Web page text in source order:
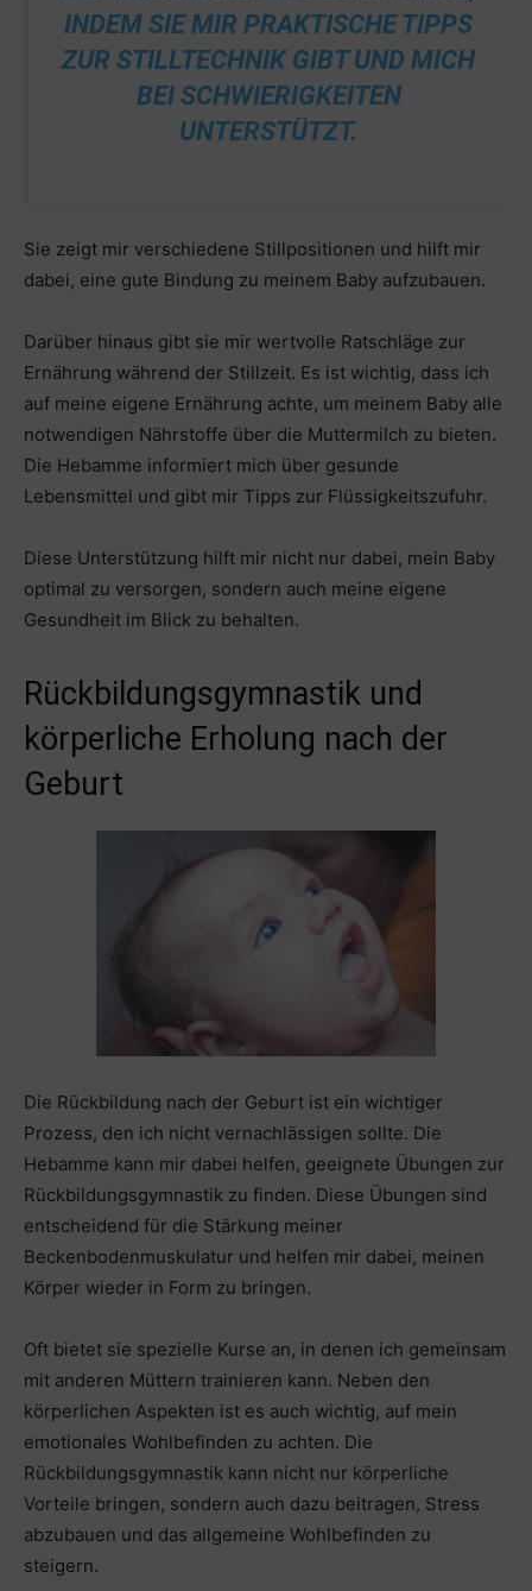
INDEM SIE MIR PRAKTISCHE TIPPS
ZUR STILLTECHNIK GIBT UND MICH
BEI SCHWIERIGKEITEN
UNTERSTÜTZT.
Sie zeigt mir verschiedene Stillpositionen und hilft mir
dabei, eine gute Bindung zu meinem Baby aufzubauen.
Darüber hinaus gibt sie mir wertvolle Ratschläge zur
Ernährung während der Stillzeit. Es ist wichtig, dass ich
auf meine eigene Ernährung achte, um meinem Baby alle
notwendigen Nährstoffe über die Muttermilch zu bieten.
Die Hebamme informiert mich über gesunde
Lebensmittel und gibt mir Tipps zur Flüssigkeitszufuhr.
Diese Unterstützung hilft mir nicht nur dabei, mein Baby
optimal zu versorgen, sondern auch meine eigene
Gesundheit im Blick zu behalten.
Rückbildungsgymnastik und
körperliche Erholung nach der
Geburt
Die Rückbildung nach der Geburt ist ein wichtiger
Prozess, den ich nicht vernachlässigen sollte. Die
Hebamme kann mir dabei helfen, geeignete Übungen zur
Rückbildungsgymnastik zu finden. Diese Übungen sind
entscheidend für die Stärkung meiner
Beckenbodenmuskulatur und helfen mir dabei, meinen
Körper wieder in Form zu bringen.
Oft bietet sie spezielle Kurse an, in denen ich gemeinsam
mit anderen Müttern trainieren kann. Neben den
körperlichen Aspekten ist es auch wichtig, auf mein
emotionales Wohlbefinden zu achten. Die
Rückbildungsgymnastik kann nicht nur körperliche
Vorteile bringen, sondern auch dazu beitragen, Stress
abzubauen und das allgemeine Wohlbefinden zu
steigern.